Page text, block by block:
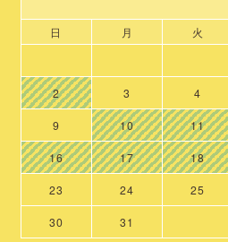
日 月 火
2 3 4
9 10 11
16 17 18
23 24 25
30 31